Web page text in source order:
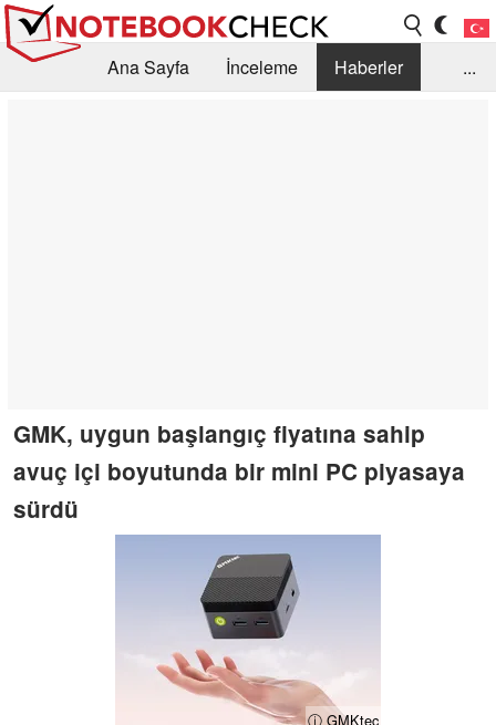
Ana Sayfa İnceleme
Haberler
...
GMK, uygun başlangıç fiyatına sahip
avuç içi boyutunda bir mini PC piyasaya
sürdü
ⓘ GMKtec